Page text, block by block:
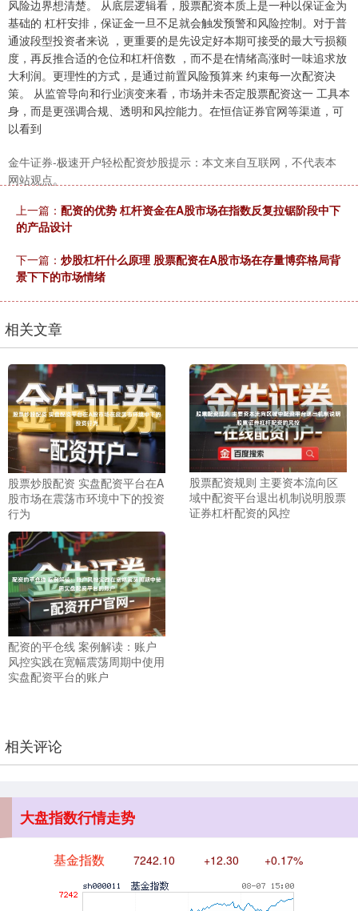
风险边界想清楚。 从底层逻辑看，股票配资本质上是一种以保证金为
基础的 杠杆安排，保证金一旦不足就会触发预警和风险控制。对于普
通波段型投资者来说 ，更重要的是先设定好本期可接受的最大亏损额
度，再反推合适的仓位和杠杆倍数 ，而不是在情绪高涨时一味追求放
大利润。更理性的方式，是通过前置风险预算来 约束每一次配资决
策。 从监管导向和行业演变来看，市场并未否定股票配资这一 工具本
身，而是更强调合规、透明和风控能力。在恒信证券官网等渠道，可
以看到
金牛证券-极速开户轻松配资炒股提示：本文来自互联网，不代表本
网站观点。
上一篇： 配资的优势 杠杆资金在A股市场在指数反复拉锯阶段中下
的产品设计
下一篇： 炒股杠杆什么原理 股票配资在A股市场在存量博弈格局背
景下下的市场情绪
相关文章
股票炒股配资 实盘配资平台在A
股市场在震荡市环境中下的投资
行为
股票配资规则 主要资本流向区
域中配资平台退出机制说明股票
证券杠杆配资的风控
配资的平仓线 案例解读：账户
风控实践在宽幅震荡周期中使用
实盘配资平台的账户
相关评论
大盘指数行情走势
北证50 1134.24 +11.37 +1.01%
创业板指 3563.12
基金指数 7242.10